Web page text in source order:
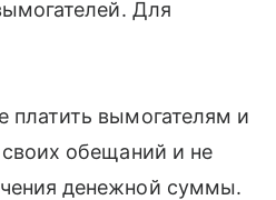
Для
платить вымогателям и
обещаний и не
денежной суммы.